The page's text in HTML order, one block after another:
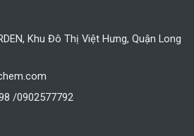
Khu Đô Thị Việt Hưng, Quận Long
/0902577792